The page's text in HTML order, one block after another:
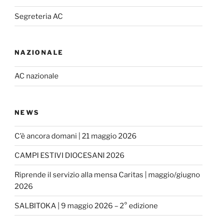
o
k
r
a
m
Segreteria AC
NAZIONALE
AC nazionale
NEWS
C’è ancora domani | 21 maggio 2026
CAMPI ESTIVI DIOCESANI 2026
Riprende il servizio alla mensa Caritas | maggio/giugno
2026
SALBITOKA | 9 maggio 2026 – 2° edizione